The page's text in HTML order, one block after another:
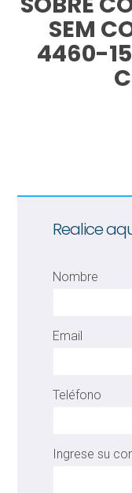
SEM
4460-
Realice
Nombre
Email
Teléfono
Ingrese su